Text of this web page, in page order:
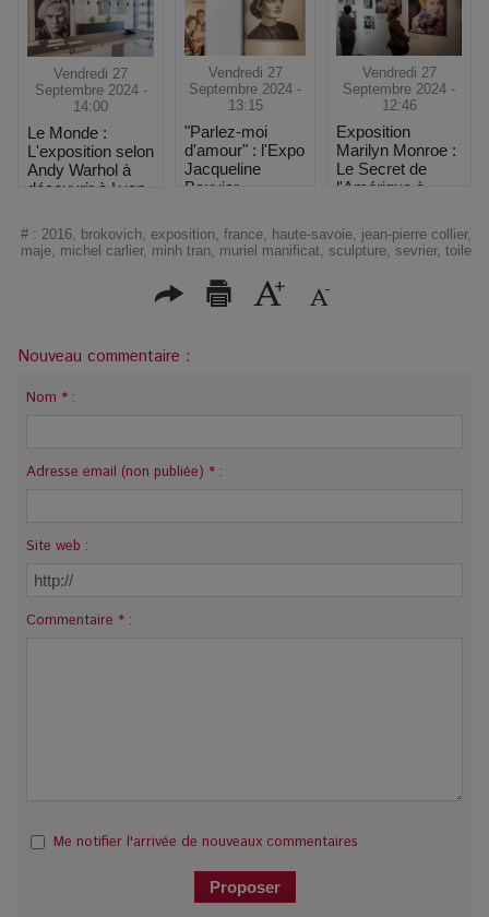
Vendredi 27
Septembre 2024 -
14:00
Le Monde :
L'exposition selon
Andy Warhol à
découvrir à Lyon
Vendredi 27
Septembre 2024 -
13:15
"Parlez-moi
d'amour" : l'Expo
Jacqueline
Bouvier
Marseille
Vendredi 27
Septembre 2024 -
12:46
Exposition
Marilyn Monroe :
Le Secret de
l'Amérique à
# : 2016 brokovich exposition france haute-savoie jean-pierre collier,
maje michel carlier, minh tran muriel manificat sculpture sevrier, toile
Nouveau commentaire :
Nom * :
Adresse email (non publiée) * :
Site web :
Commentaire * :
Me notifier l'arrivée de nouveaux commentaires